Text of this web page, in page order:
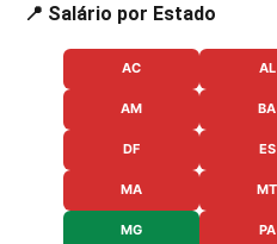
📍 Salário por Estado
AC AL
AM BA
DF ES
MA MT
MG PA